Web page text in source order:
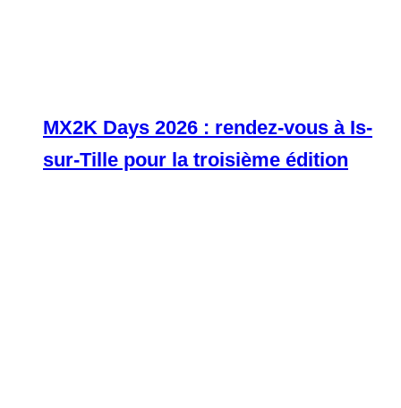
MX2K Days 2026 : rendez-vous à Is-
sur-Tille pour la troisième édition